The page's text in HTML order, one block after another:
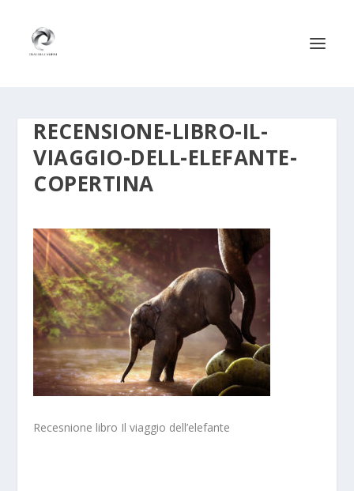
RECENSIONE-LIBRO-IL-
VIAGGIO-DELL-ELEFANTE-
COPERTINA
Recesnione libro Il viaggio dell’elefante